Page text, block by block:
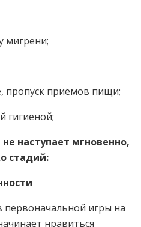
мигрени;
пропуск приёмов пищи;
гигиеной;
наступает мгновенно,
стадий:
первоначальной игры на
нравиться